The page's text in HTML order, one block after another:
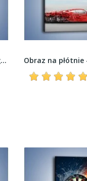
Obraz na płótnie – Wśród górskich szczytów –...